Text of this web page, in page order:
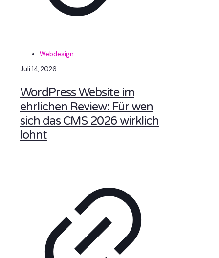
Webdesign
Juli 14, 2026
WordPress Website im
ehrlichen Review: Für wen
sich das CMS 2026 wirklich
lohnt